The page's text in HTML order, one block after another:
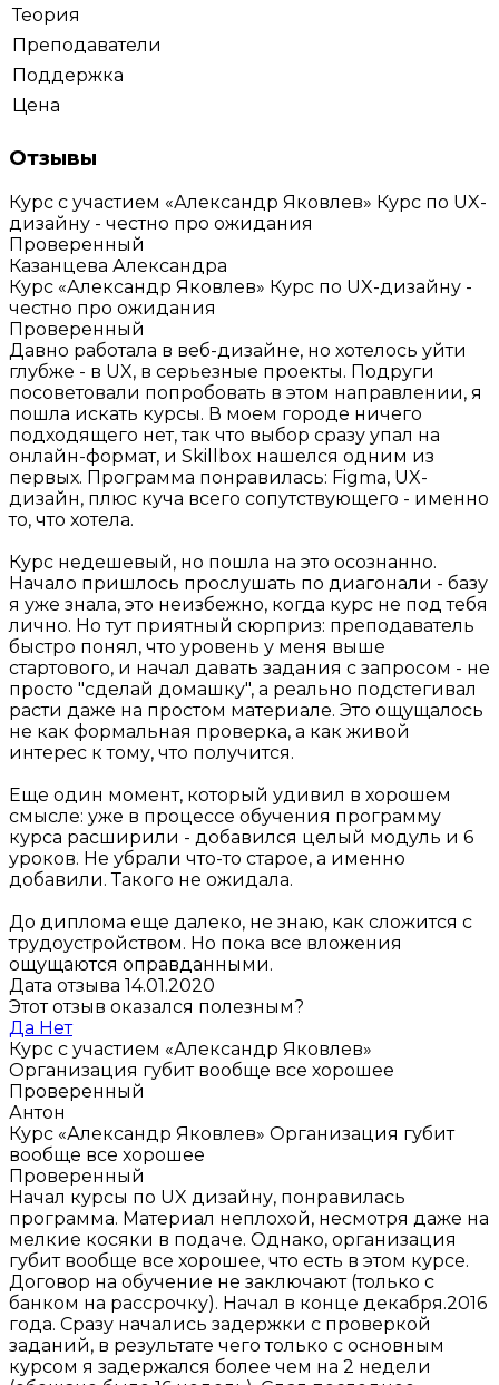
Теория
Преподаватели
Поддержка
Цена
Отзывы
Курс с участием «Александр Яковлев» Курс по UX-
дизайну - честно про ожидания
Проверенный
Казанцева Александра
Курс «Александр Яковлев» Курс по UX-дизайну -
честно про ожидания
Проверенный
Давно работала в веб-дизайне, но хотелось уйти
глубже - в UX, в серьезные проекты. Подруги
посоветовали попробовать в этом направлении, я
пошла искать курсы. В моем городе ничего
подходящего нет, так что выбор сразу упал на
онлайн-формат, и Skillbox нашелся одним из
первых. Программа понравилась: Figma, UX-
дизайн, плюс куча всего сопутствующего - именно
то, что хотела.
Курс недешевый, но пошла на это осознанно.
Начало пришлось прослушать по диагонали - базу
я уже знала, это неизбежно, когда курс не под тебя
лично. Но тут приятный сюрприз: преподаватель
быстро понял, что уровень у меня выше
стартового, и начал давать задания с запросом - не
просто "сделай домашку", а реально подстегивал
расти даже на простом материале. Это ощущалось
не как формальная проверка, а как живой
интерес к тому, что получится.
Еще один момент, который удивил в хорошем
смысле: уже в процессе обучения программу
курса расширили - добавился целый модуль и 6
уроков. Не убрали что-то старое, а именно
добавили. Такого не ожидала.
До диплома еще далеко, не знаю, как сложится с
трудоустройством. Но пока все вложения
ощущаются оправданными.
Дата отзыва 14.01.2020
Этот отзыв оказался полезным?
Да Нет
Курс с участием «Александр Яковлев»
Организация губит вообще все хорошее
Проверенный
Антон
Курс «Александр Яковлев» Организация губит
вообще все хорошее
Проверенный
Начал курсы по UX дизайну, понравилась
программа. Материал неплохой, несмотря даже на
мелкие косяки в подаче. Однако, организация
губит вообще все хорошее, что есть в этом курсе.
Договор на обучение не заключают (только с
банком на рассрочку). Начал в конце декабря.2016
года. Сразу начались задержки с проверкой
заданий, в результате чего только с основным
курсом я задержался более чем на 2 недели